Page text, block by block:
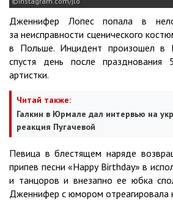
Дженнифер Лопес попала в
за неисправности сценического
в Польше. Инцидент произошел
спустя день после празднования
артистки.
Читай также:
Галкин в Юрмале дал интервью на
реакция Пугачевой
Певица в блестящем наряде
припев песни «Happy Birthday» в
и танцоров и внезапно ее юбка
Дженнифер с юмором отреагировала